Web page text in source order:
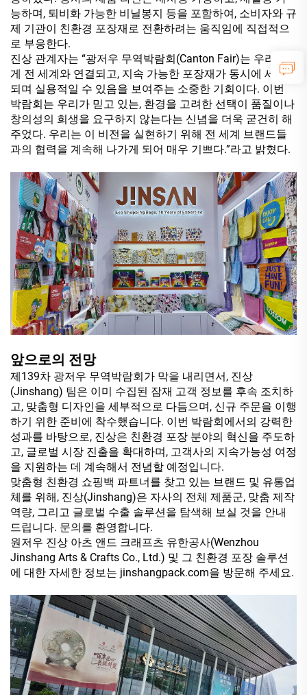
능하며, 퇴비화 가능한 비닐봉지 등을 포함하여, 소비자와 규
제 기관이 친환경 포장재로 전환하려는 움직임에 직접적으
로 부응한다.
진상 관계자는 “광저우 무역박람회(Canton Fair)는 우리에
게 전 세계와 연결되고, 지속 가능한 포장재가 동시에 세련
되며 실용적일 수 있음을 보여주는 소중한 기회이다. 이번
박람회는 우리가 믿고 있는, 환경을 고려한 선택이 품질이나
창의성의 희생을 요구하지 않는다는 신념을 더욱 굳건히 해
주었다. 우리는 이 비전을 실현하기 위해 전 세계 브랜드들
과의 협력을 계속해 나가게 되어 매우 기쁘다.”라고 밝혔다.
앞으로의 전망
제139차 광저우 무역박람회가 막을 내리면서, 진상
(Jinshang) 팀은 이미 수집된 잠재 고객 정보를 후속 조치하
고, 맞춤형 디자인을 세부적으로 다듬으며, 신규 주문을 이행
하기 위한 준비에 착수했습니다. 이번 박람회에서의 강력한
성과를 바탕으로, 진상은 친환경 포장 분야의 혁신을 주도하
고, 글로벌 시장 진출을 확대하며, 고객사의 지속가능성 여정
을 지원하는 데 계속해서 전념할 예정입니다.
맞춤형 친환경 쇼핑백 파트너를 찾고 있는 브랜드 및 유통업
체를 위해, 진상(Jinshang)은 자사의 전체 제품군, 맞춤 제작
역량, 그리고 글로벌 수출 솔루션을 탐색해 보실 것을 안내
드립니다. 문의를 환영합니다.
원저우 진상 아츠 앤드 크래프츠 유한공사(Wenzhou
Jinshang Arts & Crafts Co., Ltd.) 및 그 친환경 포장 솔루션
에 대한 자세한 정보는 jinshangpack.com을 방문해 주세요.